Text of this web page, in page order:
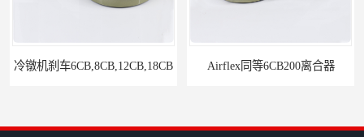
冷镦机刹车6CB,8CB,12CB,18CB Airflex同等6CB200离合器